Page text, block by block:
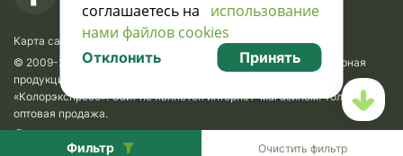
Фильтр Очистить фильтр
Карта сайта
© 2009-2026 Krasavik.by. Сувениры оптом. Рекламно-сувенирная
продукция и сувениры с логотипом. УНН 100873745, ООО
«Колорэкспресс». Сайт не является интернет-магазином. Только
оптовая продажа.
соглашаетесь на использование
нами файлов cookies
Отклонить Принять